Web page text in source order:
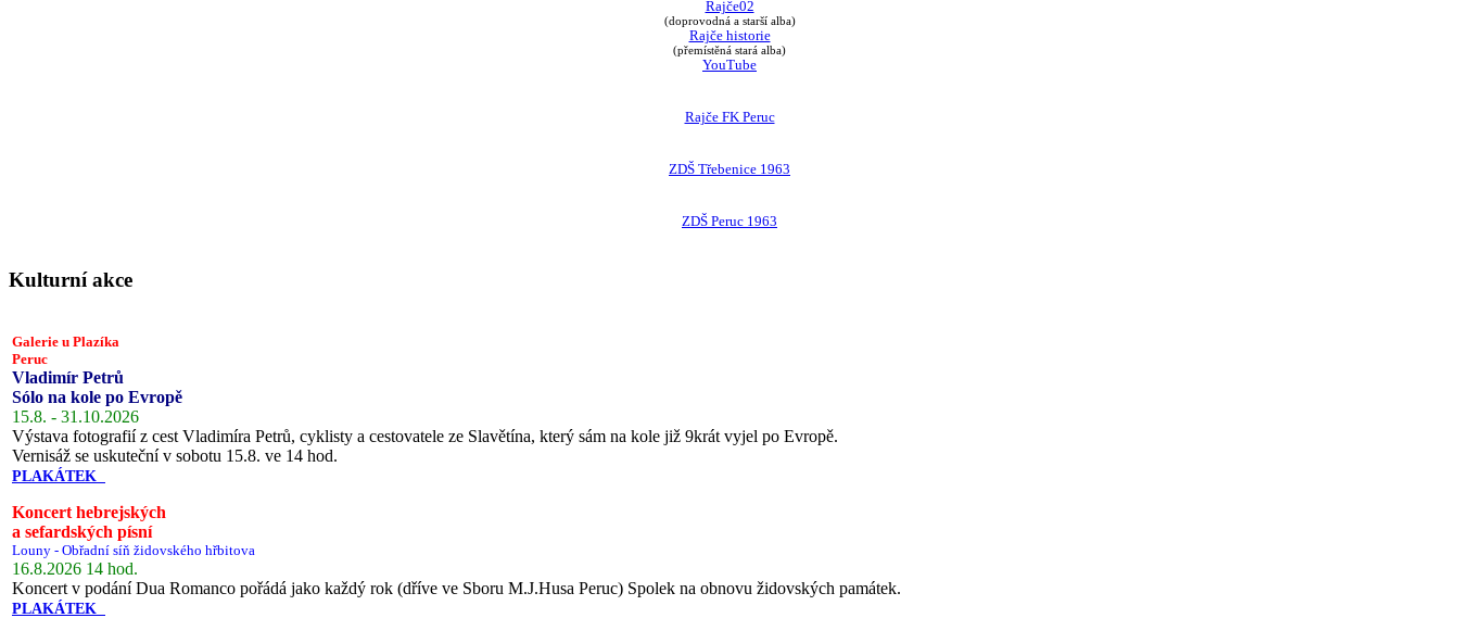
Rajče02
(doprovodná a starší alba)
Rajče historie
(přemístěná stará alba)
YouTube
Rajče FK Peruc
ZDŠ Třebenice 1963
ZDŠ Peruc 1963
Kulturní akce
Galerie u Plazíka
Peruc
Vladimír Petrů
Sólo na kole po Evropě
15.8. - 31.10.2026
Výstava fotografií z cest Vladimíra Petrů, cyklisty a cestovatele ze Slavětína, který sám na kole již 9krát vyjel po Evropě.
Vernisáž se uskuteční v sobotu 15.8. ve 14 hod.
PLAKÁTEK
Koncert hebrejských
a sefardských písní
Louny - Obřadní síň židovského hřbitova
16.8.2026 14 hod.
Koncert v podání Dua Romanco pořádá jako každý rok (dříve ve Sboru M.J.Husa Peruc) Spolek na obnovu židovských památek.
PLAKÁTEK